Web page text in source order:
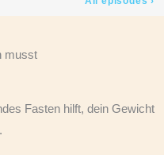
musst
Fasten hilft, dein Gewicht